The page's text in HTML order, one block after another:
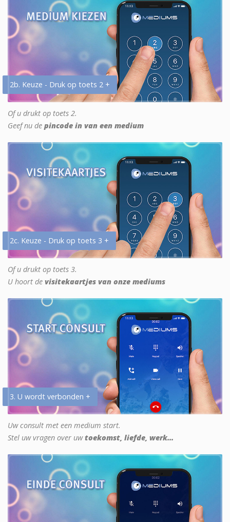
2b. Keuze - Druk op toets 2 +
Of u drukt op toets 2.
Geef nu de pincode in van een medium
2c. Keuze - Druk op toets 3 +
Of u drukt op toets 3.
U hoort de visitekaartjes van onze mediums
3. U wordt verbonden +
Uw consult met een medium start.
Stel uw vragen over uwtoekomst, liefde, werk...